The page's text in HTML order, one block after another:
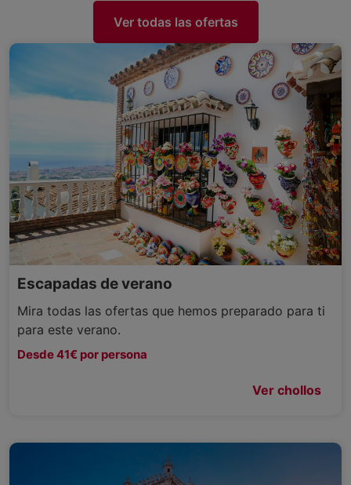
Ver todas las ofertas
Escapadas de verano
Mira todas las ofertas que hemos preparado para ti
para este verano.
Desde 41€ por persona
Ver chollos